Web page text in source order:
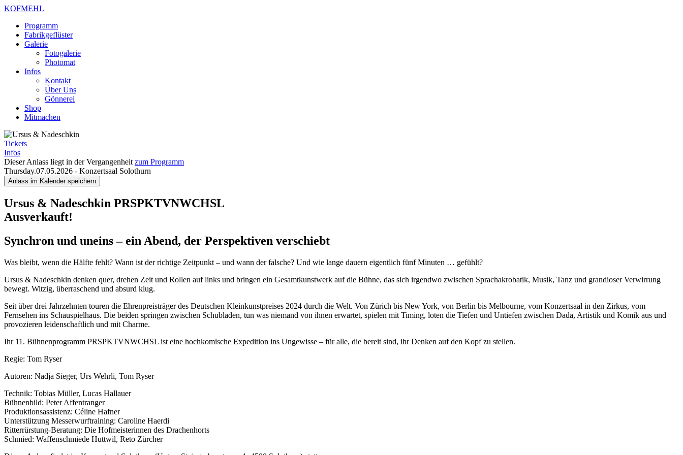
KOFMEHL
Programm
Fabrikgeflüster
Galerie
Fotogalerie
Photomat
Infos
Kontakt
Über Uns
Gönnerei
Shop
Mitmachen
Tickets
Infos
Dieser Anlass liegt in der Vergangenheit zum Programm
Thursday.07.05.2026 - Konzertsaal Solothurn
Anlass im Kalender speichern
Ursus & Nadeschkin PRSPKTVNWCHSL
Ausverkauft!
Synchron und uneins – ein Abend, der Perspektiven verschiebt
Was bleibt, wenn die Hälfte fehlt? Wann ist der richtige Zeitpunkt – und wann der falsche? Und wie lange dauern eigentlich fünf Minuten … gefühlt?
Ursus & Nadeschkin denken quer, drehen Zeit und Rollen auf links und bringen ein Gesamtkunstwerk auf die Bühne, das sich irgendwo zwischen Sprachakrobatik, Musik, Tanz und grandioser Verwirrung
bewegt. Witzig, überraschend und absurd klug.
Seit über drei Jahrzehnten touren die Ehrenpreisträger des Deutschen Kleinkunstpreises 2024 durch die Welt. Von Zürich bis New York, von Berlin bis Melbourne, vom Konzertsaal in den Zirkus, vom
Fernsehen ins Schauspielhaus. Die beiden springen zwischen Schubladen, tun was niemand von ihnen erwartet, spielen mit Timing, loten die Tiefen und Untiefen zwischen Dada, Artistik und Komik aus und
provozieren leidenschaftlich und mit Charme.
Ihr 11. Bühnenprogramm PRSPKTVNWCHSL ist eine hochkomische Expedition ins Ungewisse – für alle, die bereit sind, ihr Denken auf den Kopf zu stellen.
Regie: Tom Ryser
Autoren: Nadja Sieger, Urs Wehrli, Tom Ryser
Technik: Tobias Müller, Lucas Hallauer
Bühnenbild: Peter Affentranger
Produktionsassistenz: Céline Hafner
Unterstützung Messerwurftraining: Caroline Haerdi
Ritterrürstung-Beratung: Die Hofmeisterinnen des Drachenhorts
Schmied: Waffenschmiede Huttwil, Reto Zürcher